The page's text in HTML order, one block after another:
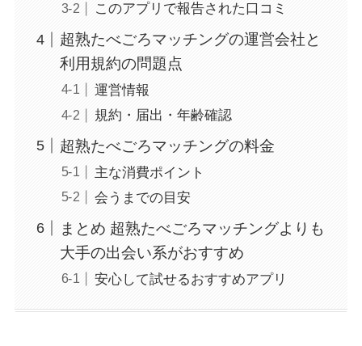
このアプリで報告された口コミ
超熟たべごろマッチングの運営会社と
利用規約の問題点
運営情報
規約・届出・年齢確認
超熟たべごろマッチングの料金
主な消費ポイント
会うまでの目安
まとめ 超熟たべごろマッチングよりも
大手の出会い系がおすすめ
安心して試せるおすすめアプリ